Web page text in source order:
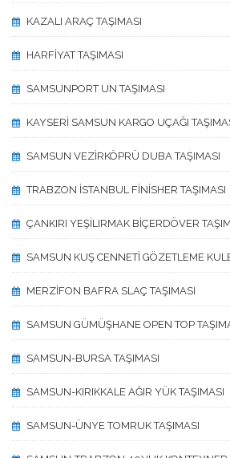
KAZALI ARAÇ TAŞIMASI
HARFİYAT TAŞIMASI
SAMSUNPORT UN TAŞIMASI
KAYSERİ SAMSUN KARGO UÇAĞI
SAMSUN VEZİRKÖPRÜ DUBA TAŞIMASI
TRABZON İSTANBUL FİNİSHER TAŞIMASI
ÇANKIRI YEŞİLIRMAK BİÇERDÖVER
SAMSUN KUŞ CENNETİ GÖZETLEME
MERZİFON BAFRA SLAÇ TAŞIMASI
SAMSUN GÜMÜŞHANE OPEN TOP
SAMSUN-BURSA TAŞIMASI
SAMSUN-KIRIKKALE AĞIR YÜK TAŞIMASI
SAMSUN-ÜNYE TOMRUK TAŞIMASI